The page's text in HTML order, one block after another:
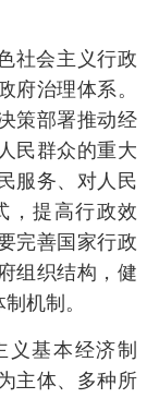
社会主义行政
府治理体系。
策部署推动经
民群众的重大
服务、对人民
，提高行政效
完善国家行政
组织结构，健
机制。
基本经济制
主体、多种所